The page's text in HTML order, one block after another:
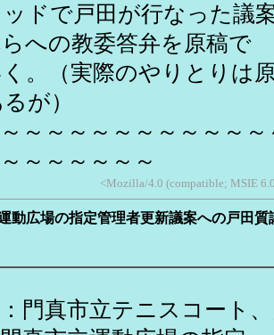
ドで戸田が行なった議
への教委答弁を原稿で
。（実際のやりとりは
が）
～～～～～～～～～～
～～～～～～
<Mozilla/4.0 (compatible; MSIE
動広場の指定管理者更新議案への戸田質
門真市立テニスコート